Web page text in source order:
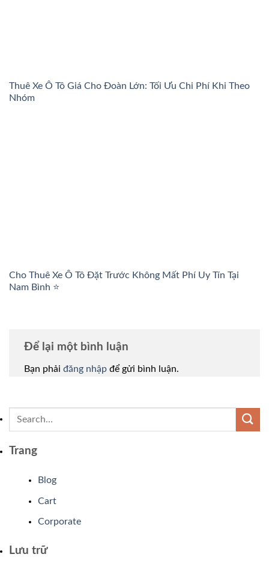
Thuê Xe Ô Tô Giá Cho Đoàn Lớn: Tối Ưu Chi Phí Khi Theo
Nhóm
Cho Thuê Xe Ô Tô Đặt Trước Không Mất Phí Uy Tín Tại
Nam Bình ⭐
Để lại một bình luận
Bạn phải đăng nhập để gửi bình luận.
Trang
Blog
Cart
Corporate
Lưu trữ